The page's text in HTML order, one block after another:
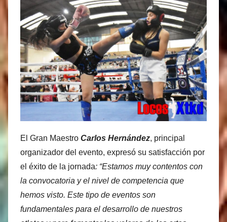
El Gran Maestro Carlos Hernández, principal
organizador del evento, expresó su satisfacción por
el éxito de la jornada: “Estamos muy contentos con
la convocatoria y el nivel de competencia que
hemos visto. Este tipo de eventos son
fundamentales para el desarrollo de nuestros